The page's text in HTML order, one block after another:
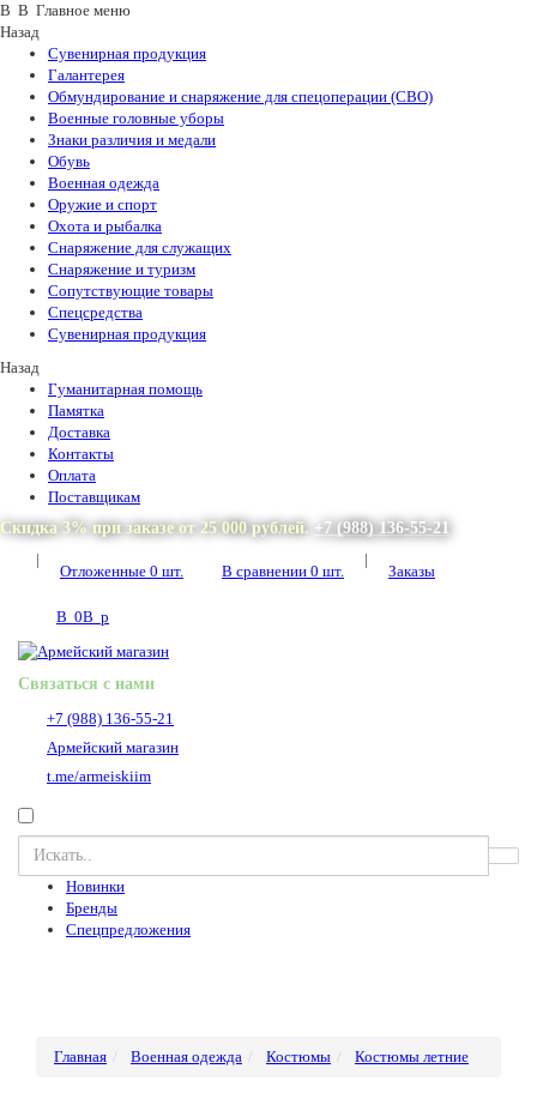
В В Главное меню
Назад
Сувенирная продукция
Галантерея
Обмундирование и снаряжение для спецоперации (СВО)
Военные головные уборы
Знаки различия и медали
Обувь
Военная одежда
Оружие и спорт
Охота и рыбалка
Снаряжение для служащих
Снаряжение и туризм
Сопутствующие товары
Спецсредства
Сувенирная продукция
Назад
Гуманитарная помощь
Памятка
Доставка
Контакты
Оплата
Поставщикам
Скидка 3% при заказе от 25 000 рублей. +7 (988) 136-55-21
|
Отложенные 0 шт. В сравнении 0 шт.
|
Заказы
В 0В p
Связаться с нами
+7 (988) 136-55-21
Армейский магазин
t.me/armeiskiim
Новинки
Бренды
Спецпредложения
Главная Военная одежда Костюмы Костюмы летние